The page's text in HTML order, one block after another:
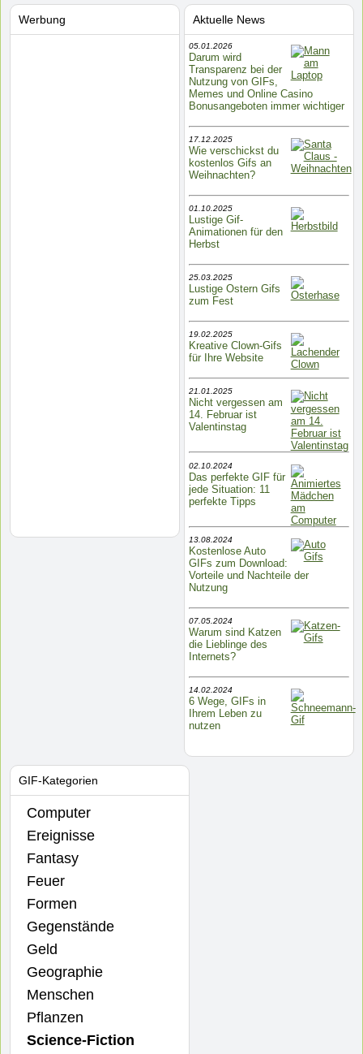
GIF-Kategorien
Computer
Ereignisse
Fantasy
Feuer
Formen
Gegenstände
Geld
Geographie
Menschen
Pflanzen
Science-Fiction
Aktuelle News
05.01.2026
Darum wird
Transparenz bei der
Nutzung von GIFs,
Memes und Online Casino
Bonusangeboten immer wichtiger
17.12.2025
Wie verschickst du
kostenlos Gifs an
Weihnachten?
01.10.2025
Lustige Gif-
Animationen für den
Herbst
25.03.2025
Lustige Ostern Gifs
zum Fest
19.02.2025
Kreative Clown-Gifs
für Ihre Website
21.01.2025
Nicht vergessen am
14. Februar ist
Valentinstag
02.10.2024
Das perfekte GIF für
jede Situation: 11
perfekte Tipps
13.08.2024
Kostenlose Auto
GIFs zum Download:
Vorteile und Nachteile der
Nutzung
07.05.2024
Warum sind Katzen
die Lieblinge des
Internets?
14.02.2024
6 Wege, GIFs in
Ihrem Leben zu
nutzen
Werbung